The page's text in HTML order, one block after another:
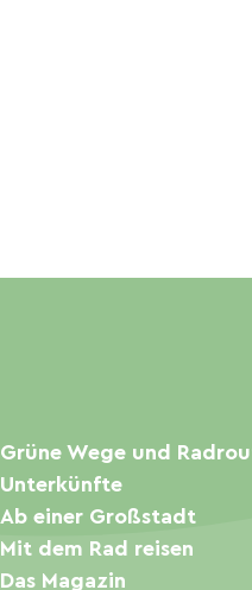
Grüne Wege und
Unterkünfte
Ab einer Großstadt
Mit dem Rad reisen
Das Magazin